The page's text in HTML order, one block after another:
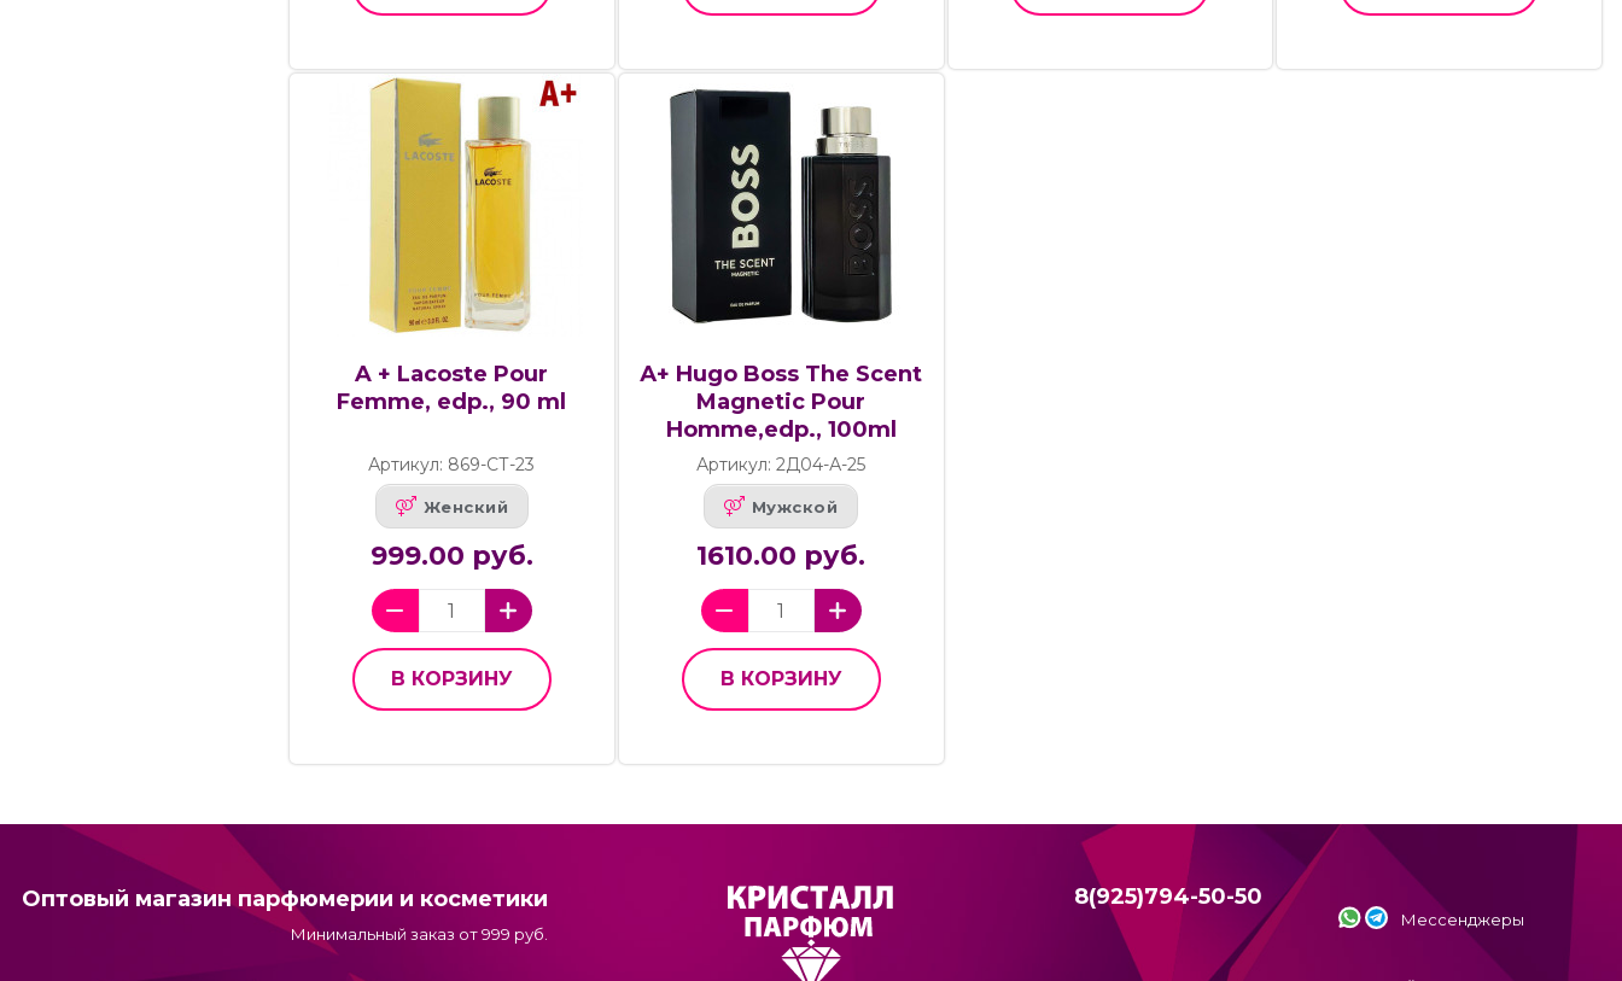
A + Lacoste Pour
Femme, edp., 90 ml
Артикул: 869-СТ-23
Женский
999.00 руб.
В КОРЗИНУ
А+ Hugo Boss The Scent
Magnetic Pour
Homme,edp., 100ml
Артикул: 2Д04-А-25
Мужской
1610.00 руб.
В КОРЗИНУ
Оптовый магазин парфюмерии и косметики
Минимальный заказ от 999 руб.
8(925)794-50-50
Мессенджеры